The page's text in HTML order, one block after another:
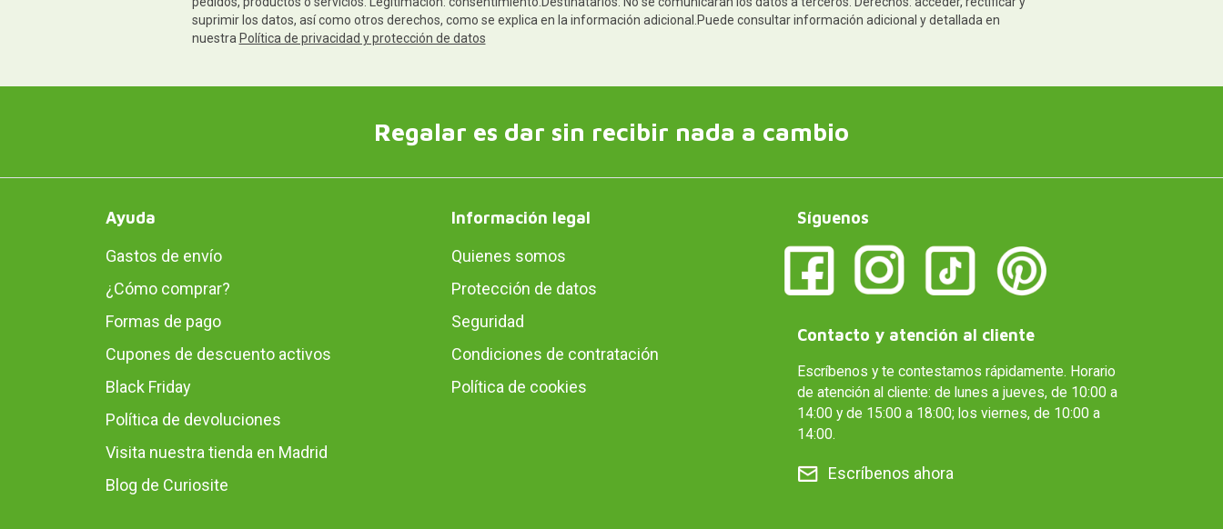
suprimir los datos, así como otros derechos, como se explica en la información adicional.Puede consultar información adicional y detallada en
nuestra Política de privacidad y protección de datos
Regalar es dar sin recibir nada a cambio
Ayuda
Gastos de envío
¿Cómo comprar?
Formas de pago
Cupones de descuento activos
Black Friday
Política de devoluciones
Visita nuestra tienda en Madrid
Blog de Curiosite
Información legal
Quienes somos
Protección de datos
Seguridad
Condiciones de contratación
Política de cookies
Síguenos
Contacto y atención al cliente
Escríbenos y te contestamos rápidamente. Horario
de atención al cliente: de lunes a jueves, de 10:00 a
14:00 y de 15:00 a 18:00; los viernes, de 10:00 a
14:00.
Escríbenos ahora